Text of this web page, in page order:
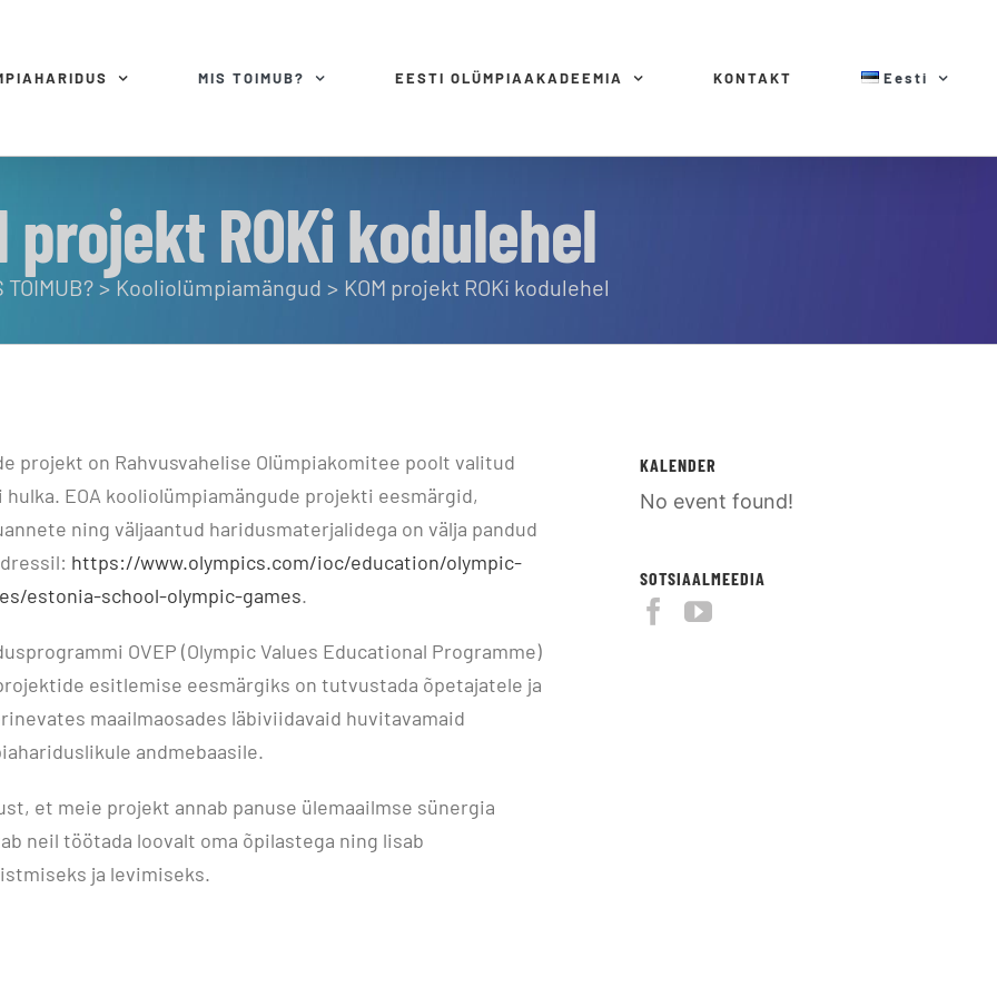
MIS TOIMUB? EESTI OLÜMPIAAKADEEMIA KONTAKT Eesti
projekt ROKi kodulehel
TOIMUB? Kooliolümpiamängud KOM projekt ROKi kodulehel
projekt on Rahvusvahelise Olümpiakomitee poolt valitud
EOA kooliolümpiamängude projekti eesmärgid,
ning väljaantud haridusmaterjalidega on välja pandud
https://www.olympics.com/ioc/education/olympic-
estonia-school-olympic-games.
OVEP (Olympic Values Educational Programme)
esitlemise eesmärgiks on tutvustada õpetajatele ja
maailmaosades läbiviidavaid huvitavamaid
andmebaasile.
et meie projekt annab panuse ülemaailmse sünergia
neil töötada loovalt oma õpilastega ning lisab
ja levimiseks.
KALENDER
No event found!
SOTSIAALMEEDIA